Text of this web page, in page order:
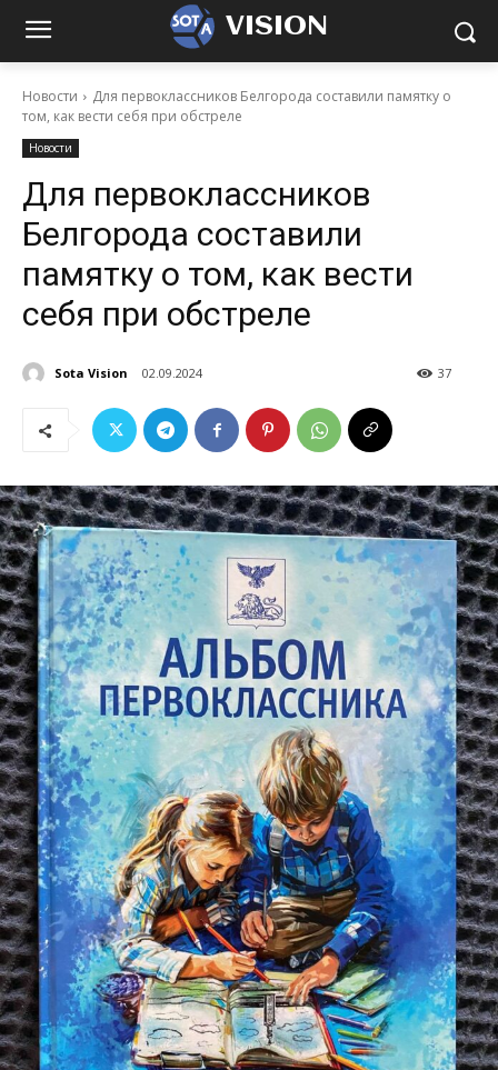
VISION
Новости
Для первоклассников Белгорода составили памятку о
том, как вести себя при обстреле
Новости
Для первоклассников
Белгорода составили
памятку о том, как вести
себя при обстреле
Sota Vision 02.09.2024 37